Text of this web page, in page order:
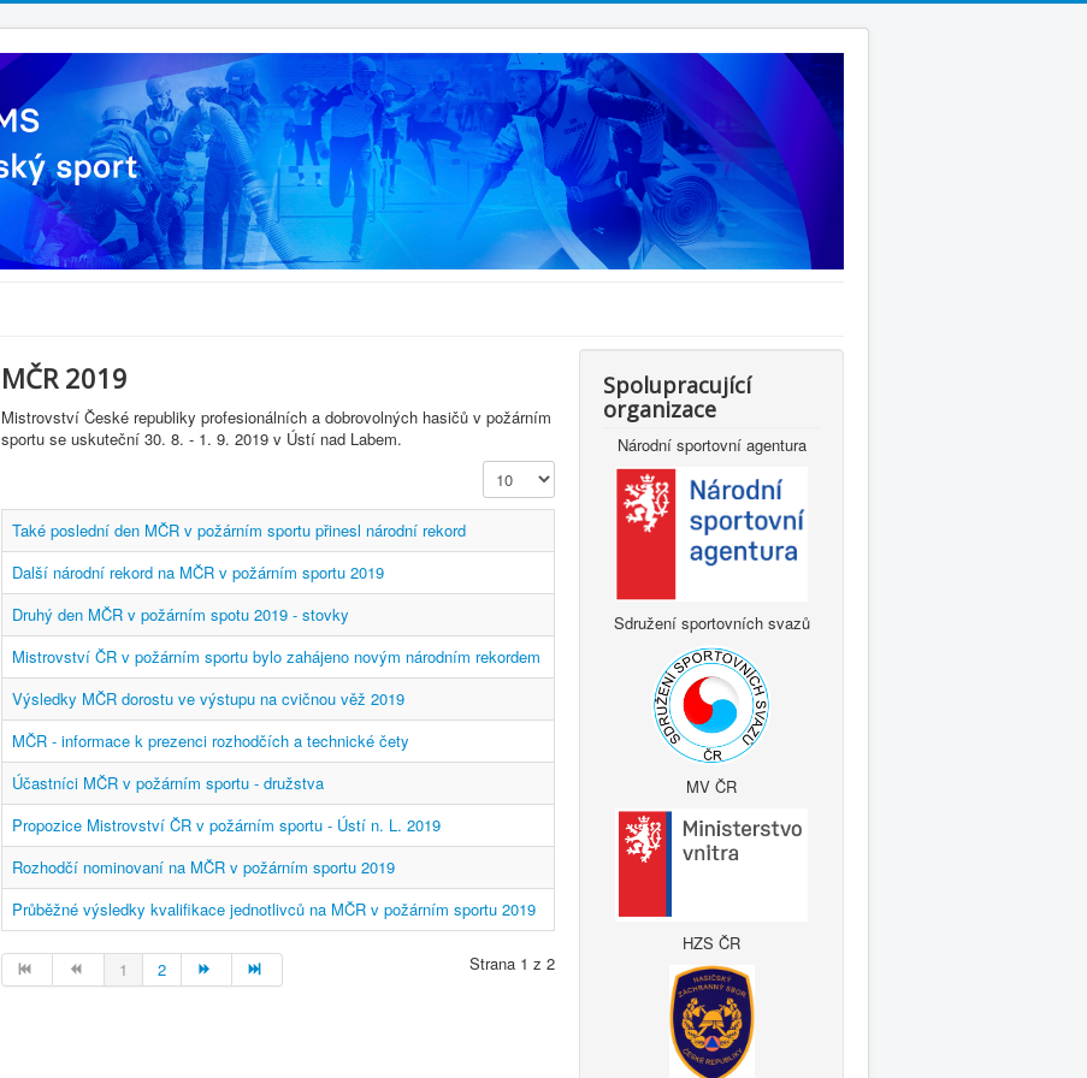
MČR 2019
Mistrovství České republiky profesionálních a dobrovolných hasičů v požárním
sportu se uskuteční 30. 8. - 1. 9. 2019 v Ústí nad Labem.
Zobrazit
Také poslední den MČR v požárním sportu přinesl národní rekord
Další národní rekord na MČR v požárním sportu 2019
Druhý den MČR v požárním spotu 2019 - stovky
Mistrovství ČR v požárním sportu bylo zahájeno novým národním rekordem
Výsledky MČR dorostu ve výstupu na cvičnou věž 2019
MČR - informace k prezenci rozhodčích a technické čety
Účastníci MČR v požárním sportu - družstva
Propozice Mistrovství ČR v požárním sportu - Ústí n. L. 2019
Rozhodčí nominovaní na MČR v požárním sportu 2019
Průběžné výsledky kvalifikace jednotlivců na MČR v požárním sportu 2019
Strana 1 z 2
1 2
Spolupracující
organizace
Národní sportovní agentura
Sdružení sportovních svazů
MV ČR
HZS ČR